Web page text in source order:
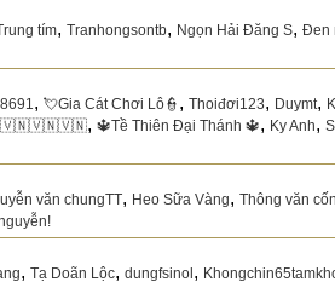
tím, Tranhongsontb, Ngọn Hải Đăng S, Đen
, 💘Gia Cát Chơi Lô👮 , Thoiđơi123, Duymt,
🇻🇳🇻🇳🇻🇳, 🔱Tề Thiên Đại Thánh 🔱, Ky Anh,
văn chungTT, Heo Sữa Vàng, Thông văn
, Tạ Doãn Lộc, dungfsinol ,